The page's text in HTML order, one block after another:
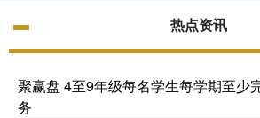
热点资讯
聚赢盘 4至9年级每名学生每学期至少
务